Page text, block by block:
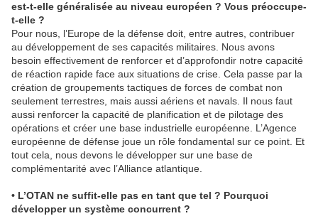
est-t-elle généralisée au niveau européen ? Vous préoccupe-
t-elle ?
Pour nous, l’Europe de la défense doit, entre autres, contribuer
au développement de ses capacités militaires. Nous avons
besoin effectivement de renforcer et d’approfondir notre capacité
de réaction rapide face aux situations de crise. Cela passe par la
création de groupements tactiques de forces de combat non
seulement terrestres, mais aussi aériens et navals. Il nous faut
aussi renforcer la capacité de planification et de pilotage des
opérations et créer une base industrielle européenne. L’Agence
européenne de défense joue un rôle fondamental sur ce point. Et
tout cela, nous devons le développer sur une base de
complémentarité avec l’Alliance atlantique.
• L’OTAN ne suffit-elle pas en tant que tel ? Pourquoi
développer un système concurrent ?